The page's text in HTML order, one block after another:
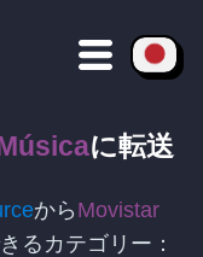
に転送
から Movistar
るカテゴリー：